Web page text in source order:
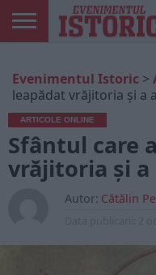
ONLINE
EDIȚII
TIPĂRITE
ISTORIC
PLAY
CONTUL
MEU
Evenimentul Istoric >
leapădat vrăjitoria și a
ARTICOLE ONLINE
Sfântul care
vrăjitoria și a
Autor: Cătălin